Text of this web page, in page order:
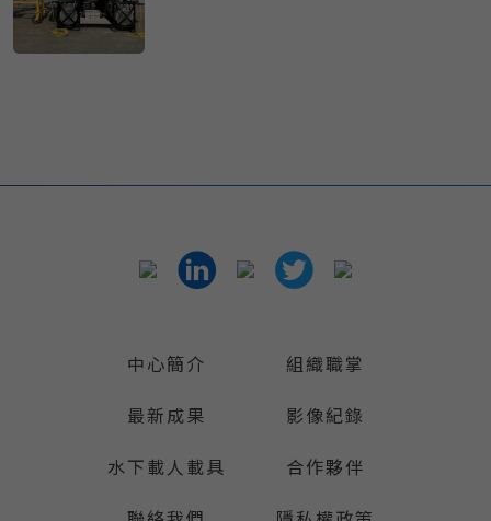
中心簡介
組織職掌
最新成果
影像紀錄
水下載人載具
合作夥伴